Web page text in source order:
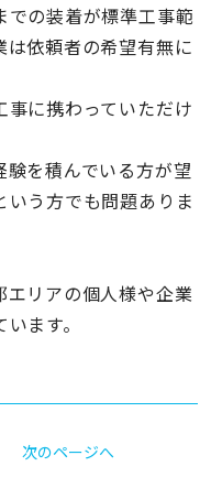
での装着が標準工事範
依頼者の希望有無に
に携わっていただけ
を積んでいる方が望
いう方でも問題ありま
リアの個人様や企業
ます。
次のページへ